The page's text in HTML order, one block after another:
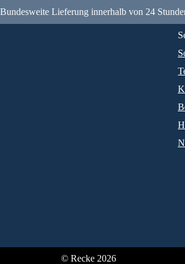
Bundesweite Lieferung innerhalb von 24
© Recke 2026